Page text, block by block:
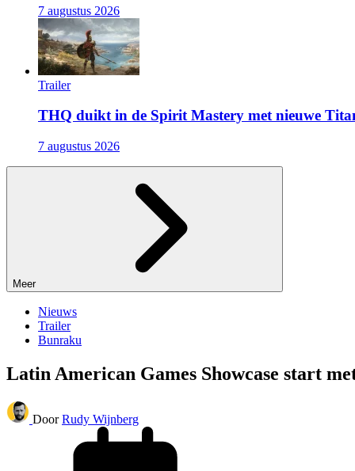
7 augustus 2026
Trailer
THQ duikt in de Spirit Mastery met nieuwe
7 augustus 2026
Meer
Nieuws
Trailer
Bunraku
Latin American Games Showcase start
Door Rudy Wijnberg